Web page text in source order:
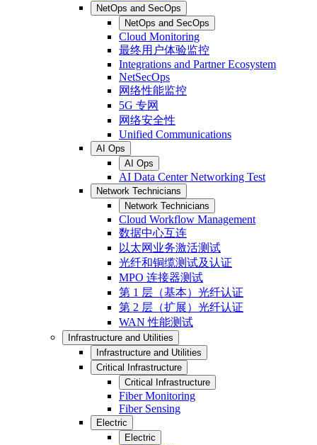
NetOps and SecOps
NetOps and SecOps
Cloud Monitoring
最终用户体验监控
Integrations and Partner Ecosystem
NetSecOps
网络性能监控
5G 专网
网络安全性
Unified Communications
AI Ops
AI Ops
AI Data Center Networking Test
Network Technicians
Network Technicians
Cloud Workflow Management
数据中心互连
以太网业务激活测试
光纤和铜缆测试及认证
MPO 连接器测试
第 1 层（基本）光纤认证
第 2 层（扩展）光纤认证
WAN 性能测试
Infrastructure and Utilities
Infrastructure and Utilities
Critical Infrastructure
Critical Infrastructure
Fiber Monitoring
Fiber Sensing
Electric
Electric